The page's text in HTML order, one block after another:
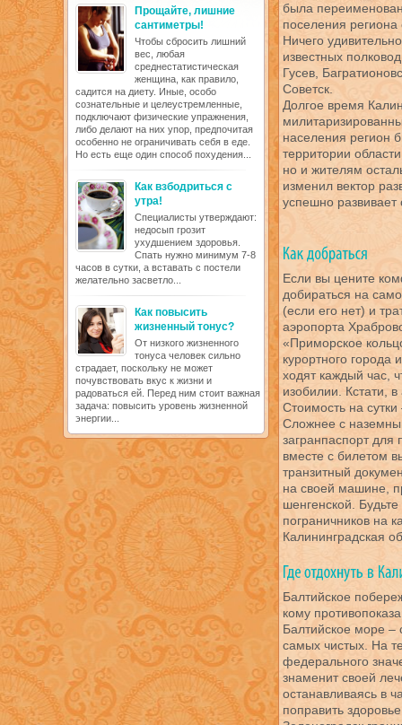
Прощайте, лишние
сантиметры!
Чтобы сбросить лишний
вес, любая
среднестатистическая
женщина, как правило,
садится на диету. Иные, особо
сознательные и целеустремленные,
подключают физические упражнения,
либо делают на них упор, предпочитая
особенно не ограничивать себя в еде.
Но есть еще один способ похудения...
Как взбодриться с
утра!
Специалисты утверждают:
недосып грозит
ухудшением здоровья.
Спать нужно минимум 7-8
часов в сутки, а вставать с постели
желательно засветло...
Как повысить
жизненный тонус?
От низкого жизненного
тонуса человек сильно
страдает, поскольку не может
почувствовать вкус к жизни и
радоваться ей. Перед ним стоит важная
задача: повысить уровень жизненной
энергии...
была
поселения региона
Ничего
известных
Гусев,
Советск.
Долгое время
населения регион
территории
но и жителям
изменил вектор
успешно развивает
Если вы цените
добираться на
(если его нет) и
аэропорта
«Приморское
курортного города
ходят каждый час,
изобилии. Кстати,
Стоимость на
Сложнее с
загранпаспорт для
вместе с билетом
транзитный
на своей машине,
шенгенской.
пограничников на
Калининградская
Балтийское
кому
Балтийское море –
самых чистых. На
федерального
знаменит своей
останавливаясь в
поправить